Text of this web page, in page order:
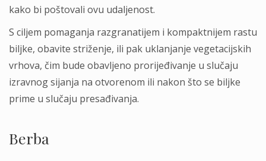
kako bi poštovali ovu udaljenost.
S ciljem pomaganja razgranatijem i kompaktnijem rastu
biljke, obavite striženje, ili pak uklanjanje vegetacijskih
vrhova, čim bude obavljeno prorijeđivanje u slučaju
izravnog sijanja na otvorenom ili nakon što se biljke
prime u slučaju presađivanja.
Berba